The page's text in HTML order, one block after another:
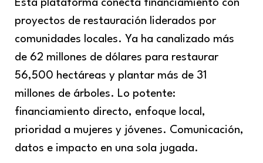
Esta plataforma conecta financiamiento con
proyectos de restauración liderados por
comunidades locales. Ya ha canalizado más
de 62 millones de dólares para restaurar
56,500 hectáreas y plantar más de 31
millones de árboles. Lo potente:
financiamiento directo, enfoque local,
prioridad a mujeres y jóvenes. Comunicación,
datos e impacto en una sola jugada.